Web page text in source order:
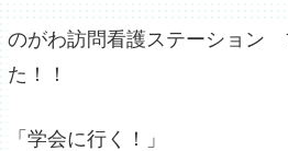
のがわ訪問看護ステーション
た！！
「学会に行く！」